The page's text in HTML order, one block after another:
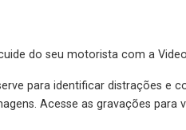
do seu motorista com a
para identificar distrações e
Acesse as gravações para